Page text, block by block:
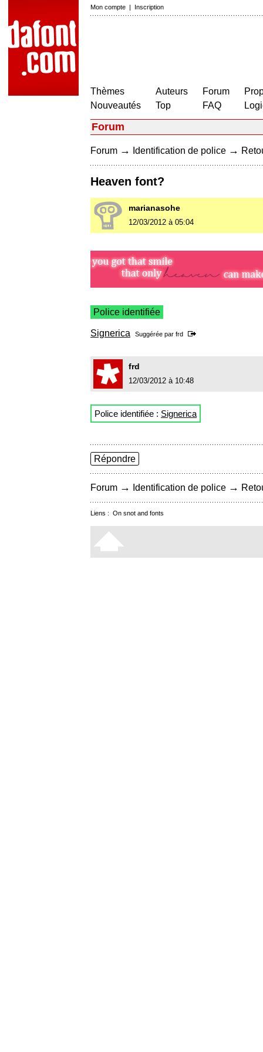
Mon compte | Inscription
Thèmes
Nouveautés
Auteurs
Top
Forum
FAQ
Forum
Forum → Identification de police →
Heaven font?
marianasohe
12/03/2012 à 05:04
Police identifiée
Signerica Suggérée par frd
frd
12/03/2012 à 10:48
Police identifiée : Signerica
Répondre
Forum → Identification de police →
Liens : On snot and fonts